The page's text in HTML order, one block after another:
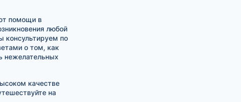
помощи в
любой
консультируем по
о том, как
нежелательных
качестве
на